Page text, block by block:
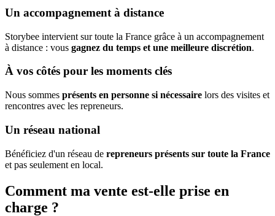
Un accompagnement à distance
Storybee intervient sur toute la France grâce à un accompagnement
à distance : vous gagnez du temps et une meilleure discrétion.
À vos côtés pour les moments clés
Nous sommes présents en personne si nécessaire lors des visites et
rencontres avec les repreneurs.
Un réseau national
Bénéficiez d'un réseau de repreneurs présents sur toute la France
et pas seulement en local.
Comment ma vente est-elle prise en
charge ?